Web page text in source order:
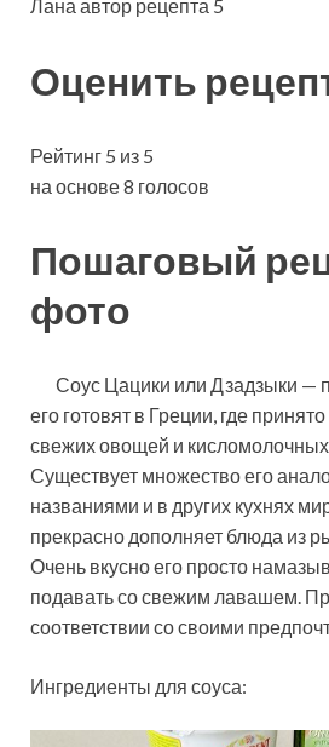
Лана автор рецепта 5
Оценить
Рейтинг 5 из 5
на основе 8 голосов
Пошаговый
фото
Соус Цацики или Дзадзыки —
его готовят в Греции, где
свежих овощей и кисломолочных
Существует множество его
названиями и в других кухнях
прекрасно дополняет блюда из
Очень вкусно его просто
подавать со свежим лавашем.
соответствии со своими
Ингредиенты для соуса: